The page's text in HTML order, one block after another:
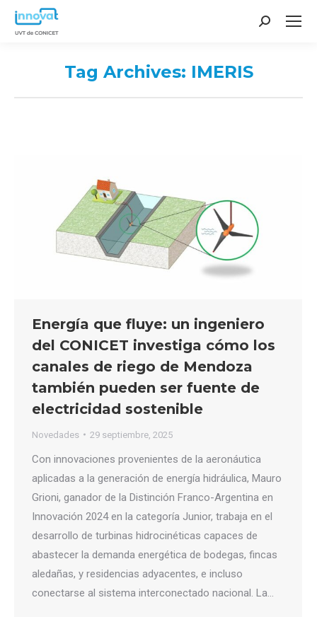
Search:
Tag Archives: IMERIS
Energía que fluye: un ingeniero
del CONICET investiga cómo los
canales de riego de Mendoza
también pueden ser fuente de
electricidad sostenible
Novedades 29 septiembre, 2025
Con innovaciones provenientes de la aeronáutica
aplicadas a la generación de energía hidráulica, Mauro
Grioni, ganador de la Distinción Franco-Argentina en
Innovación 2024 en la categoría Junior, trabaja en el
desarrollo de turbinas hidrocinéticas capaces de
abastecer la demanda energética de bodegas, fincas
aledañas, y residencias adyacentes, e incluso
conectarse al sistema interconectado nacional. La…